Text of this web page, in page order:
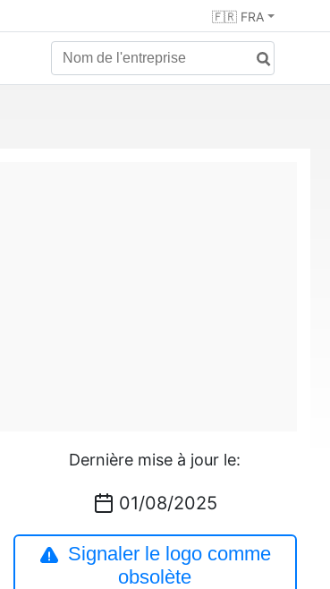
🇫🇷 FRA
Dernière mise à jour le:
01/08/2025
Signaler le logo comme
obsolète